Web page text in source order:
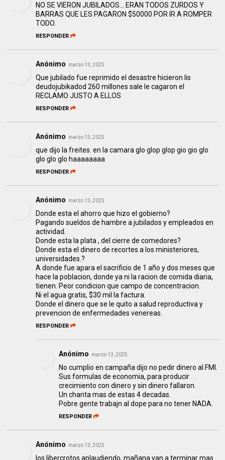
NO SE VIERON JUBILADOS... ERAN TODOS ZURDOS Y
BARRAS QUE LES PAGARON $50000 POR IR A ROMPER
TODO.
RESPONDER
Anónimo marzo 13, 2025
Que jubilado fue reprimido el desastre hicieron lis
deudojubikadod 260 millones sale le cagaron el
RECLAMO JUSTO A ELLOS
RESPONDER
Anónimo marzo 13, 2025
que dijo la freites. en la camara glo glop glop gio gio glo
glo glo glo haaaaaaaa
RESPONDER
Anónimo marzo 13, 2025
Donde esta el ahorro que hizo el gobierno?
Pagando sueldos de hambre a jubilados y empleados en
actividad.
Donde esta la plata , del cierre de comedores?
Donde esta el dinero de recortes a los ministeriores,
universidades.?
A donde fue apara el sacrificio de 1 año y dos meses que
hace la poblacion, donde ya ni la racion de comida diaria,
tienen. Peor condicion que campo de concentracion.
Ni el agua gratis, $30 mil la factura.
Donde el dinero que se le quito a salud reproductiva y
prevencion de enfermedades venereas.
RESPONDER
Anónimo marzo 13, 2025
No cumplio en campaña dijo no pedir dinero al FMI.
Sus formulas de economia, para producir
crecimiento con dinero y sin dinero fallaron.
Un chanta mas de estas 4 decadas.
Pobre gente trabajn al dope para no tener NADA.
RESPONDER
Anónimo marzo 13, 2025
los libercrotos aplaudiendo, mañana van a terminar mas